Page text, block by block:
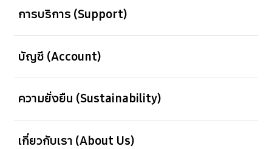
การบริการ (Support)
บัญชี (Account)
ความยั่งยืน (Sustainability)
เกี่ยวกับเรา (About Us)